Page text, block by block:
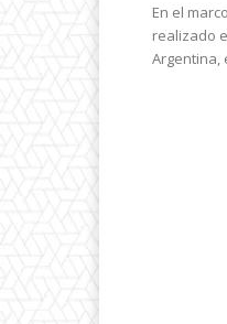
En el
realizado
Argentina,